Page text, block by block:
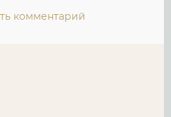
комментарий